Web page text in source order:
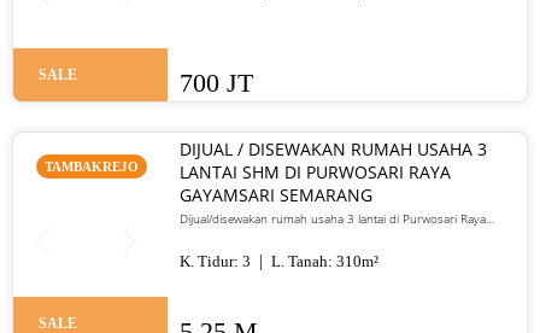
SALE 700 JT
TAMBAKREJO
SALE
DIJUAL / DISEWAKAN RUMAH USAHA 3
LANTAI SHM DI PURWOSARI RAYA
GAYAMSARI SEMARANG
Dijual/disewakan rumah usaha 3 lantai di Purwosari Raya
utama. Jual 5,25 M / sewa 135 juta per tahun.
K. Tidur: 3 L. Tanah: 310m²